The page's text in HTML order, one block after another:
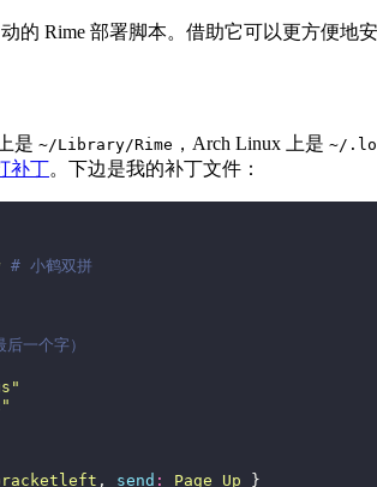
的 Rime 部署脚本。借助它可以更方便地安
是 ~/Library/Rime ，Arch Linux 上是 ~/
补丁。下边是我的补丁文件：
# 小鹤双拼
后一个字）
"
"
, send : Page_Up }